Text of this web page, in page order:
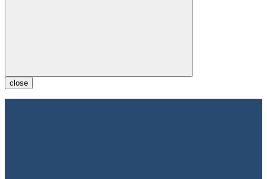
close